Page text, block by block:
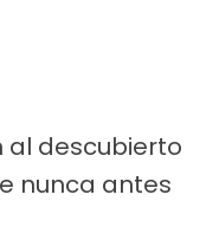
descubierto
nunca antes